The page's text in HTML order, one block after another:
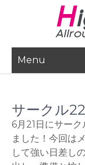
Menu
サークル
6月21日にサー
ました！今回は
して強い日差し